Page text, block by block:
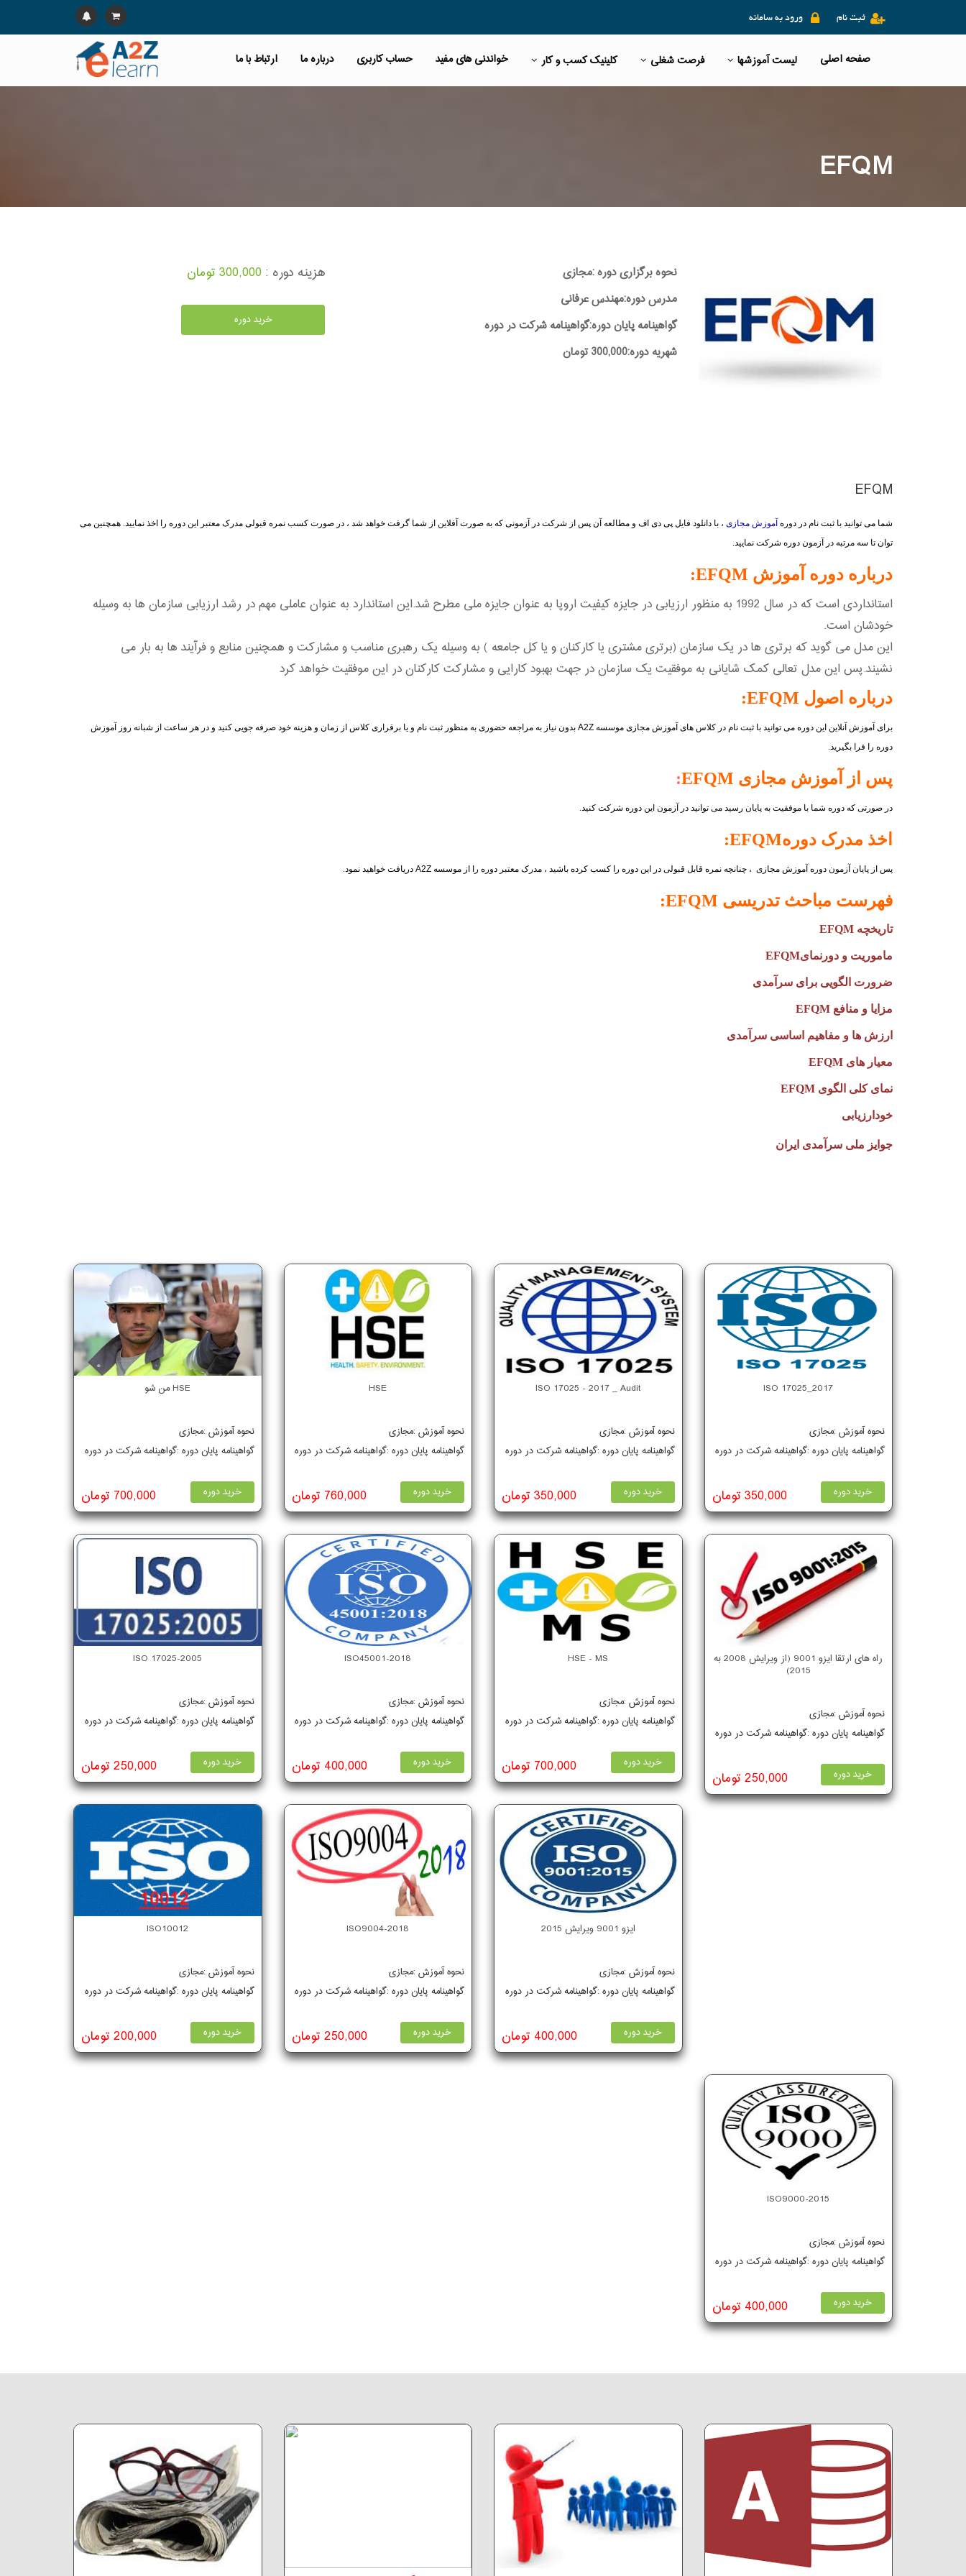
ورود به سامانه ثبت نام
صفحه اصلی لیست آموزشها فرصت شغلی کلینیک کسب و کار خواندنی های مفید حساب کاربری درباره ما ارتباط با ما
EFQM
نحوه برگزاری دوره :مجازی
مدرس دوره:مهندس عرفانی
گواهینامه پایان دوره:گواهینامه شرکت در دوره
شهریه دوره:300,000 تومان
هزینه دوره : 300,000 تومان
خرید دوره
EFQM
شما می توانید با ثبت نام در دوره آموزش مجازی ، با دانلود فایل پی دی اف و مطالعه آن پس از شرکت در آزمونی که به صورت آفلاین از شما گرفت خواهد شد ، در صورت کسب نمره قبولی مدرک معتبر این دوره را اخذ نمایید. همچنین می
توان تا سه مرتبه در آزمون دوره شرکت نمایید.
درباره دوره آموزش EFQM:
استانداردی است که در سال 1992 به منظور ارزیابی در جایزه کیفیت اروپا به عنوان جایزه ملی مطرح شد.این استاندارد به عنوان عاملی مهم در رشد ارزیابی سازمان ها به وسیله
خودشان است.
این مدل می گوید که برتری ها در یک سازمان (برتری مشتری یا کارکنان و یا کل جامعه ) به وسیله یک رهبری مناسب و مشارکت و همچنین منابع و فرآیند ها به بار می
نشیند.پس این مدل تعالی کمک شایانی به موفقیت یک سازمان در جهت بهبود کارایی و مشارکت کارکنان در این موفقیت خواهد کرد
درباره اصول EFQM
:
برای آموزش آنلاین این دوره می توانید با ثبت نام در کلاس های آموزش مجازی موسسه A2Z بدون نیاز به مراجعه حضوری به منظور ثبت نام و یا برقراری کلاس از زمان و هزینه خود صرفه جویی کنید و در هر ساعت از شبانه روز آموزش
دوره را فرا بگیرید.
پس از آموزش مجازی EFQM
:
در صورتی که دوره شما با موفقیت به پایان رسید می توانید در آزمون این دوره شرکت کنید.
اخذ مدرک دورهEFQM
:
پس از پایان آزمون دوره آموزش مجازی ، چنانچه نمره قابل قبولی در این دوره را کسب کرده باشید ، مدرک معتبر دوره را از موسسه A2Z دریافت خواهید نمود.
فهرست مباحث تدریسی EFQM
:
تاریخچه EFQM
ماموریت و دورنمایEFQM
ضرورت الگویی برای سرآمدی
مزایا و منافع EFQM
ارزش ها و مفاهیم اساسی سرآمدی
معیار های EFQM
نمای کلی الگوی EFQM
خودارزیابی
جوایز ملی سرآمدی ایران
ISO 17025_2017
نحوه آموزش :مجازی
گواهینامه پایان دوره :گواهینامه شرکت در دوره
خرید دوره 350,000 تومان
ISO 17025 - 2017 _ Audit
نحوه آموزش :مجازی
گواهینامه پایان دوره :گواهینامه شرکت در دوره
خرید دوره 350,000 تومان
HSE
نحوه آموزش :مجازی
گواهینامه پایان دوره :گواهینامه شرکت در دوره
خرید دوره 760,000 تومان
HSE من شو
نحوه آموزش :مجازی
گواهینامه پایان دوره :گواهینامه شرکت در دوره
خرید دوره 700,000 تومان
راه های ارتقا ایزو 9001 (از ویرایش 2008 به
2015)
نحوه آموزش :مجازی
گواهینامه پایان دوره :گواهینامه شرکت در دوره
خرید دوره 250,000 تومان
HSE - MS
نحوه آموزش :مجازی
گواهینامه پایان دوره :گواهینامه شرکت در دوره
خرید دوره 700,000 تومان
ISO45001-2018
نحوه آموزش :مجازی
گواهینامه پایان دوره :گواهینامه شرکت در دوره
خرید دوره 400,000 تومان
ISO 17025-2005
نحوه آموزش :مجازی
گواهینامه پایان دوره :گواهینامه شرکت در دوره
خرید دوره 250,000 تومان
ایزو 9001 ویرایش 2015
نحوه آموزش :مجازی
گواهینامه پایان دوره :گواهینامه شرکت در دوره
خرید دوره 400,000 تومان
ISO9004-2018
نحوه آموزش :مجازی
گواهینامه پایان دوره :گواهینامه شرکت در دوره
خرید دوره 250,000 تومان
ISO10012
نحوه آموزش :مجازی
گواهینامه پایان دوره :گواهینامه شرکت در دوره
خرید دوره 200,000 تومان
ISO9000-2015
نحوه آموزش :مجازی
گواهینامه پایان دوره :گواهینامه شرکت در دوره
خرید دوره 400,000 تومان